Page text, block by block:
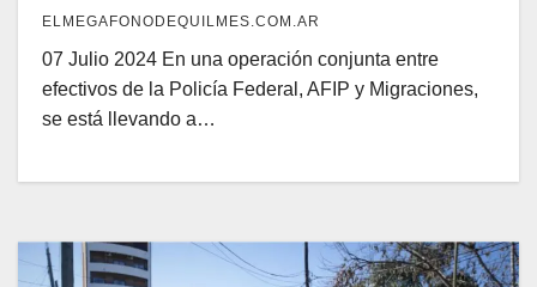
ELMEGAFONODEQUILMES.COM.AR
07 Julio 2024 En una operación conjunta entre
efectivos de la Policía Federal, AFIP y Migraciones,
se está llevando a…